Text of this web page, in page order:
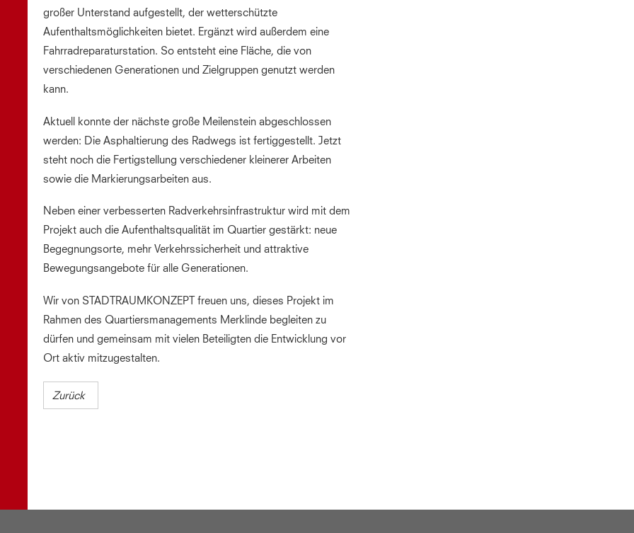
großer Unterstand aufgestellt, der wetterschützte
Aufenthaltsmöglichkeiten bietet. Ergänzt wird außerdem eine
Fahrradreparaturstation. So entsteht eine Fläche, die von
verschiedenen Generationen und Zielgruppen genutzt werden
kann.
Aktuell konnte der nächste große Meilenstein abgeschlossen
werden: Die Asphaltierung des Radwegs ist fertiggestellt. Jetzt
steht noch die Fertigstellung verschiedener kleinerer Arbeiten
sowie die Markierungsarbeiten aus.
Neben einer verbesserten Radverkehrsinfrastruktur wird mit dem
Projekt auch die Aufenthaltsqualität im Quartier gestärkt: neue
Begegnungsorte, mehr Verkehrssicherheit und attraktive
Bewegungsangebote für alle Generationen.
Wir von STADTRAUMKONZEPT freuen uns, dieses Projekt im
Rahmen des Quartiersmanagements Merklinde begleiten zu
dürfen und gemeinsam mit vielen Beteiligten die Entwicklung vor
Ort aktiv mitzugestalten.
Zurück